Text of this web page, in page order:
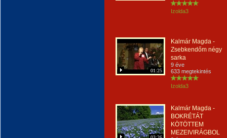
Izolda3
01:25
Kalmár Magda -
Zsebkendőm négy
sarka
9 éve
633 megtekintés
Izolda3
Kalmár Magda -
BOKRÉTÁT
KÖTÖTTEM
MEZEIVIRÁGBOL